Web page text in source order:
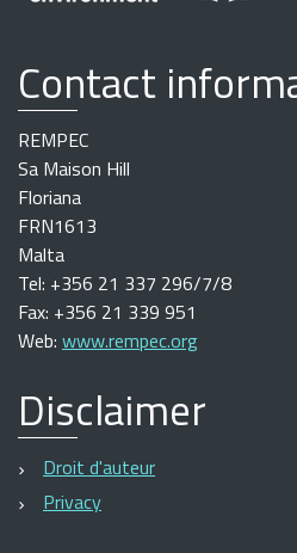
Contact
REMPEC
Sa Maison Hill
Floriana
FRN1613
Malta
Tel: +356 21 337 296/7/8
Fax: +356 21 339 951
Web: www.rempec.org
Disclaimer
Droit d'auteur
Privacy